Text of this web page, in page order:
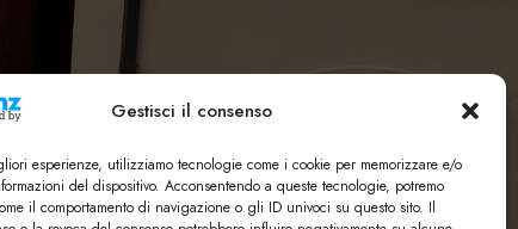
Gestisci il consenso
esperienze, utilizziamo tecnologie come i cookie per memorizzare e/o
del dispositivo. Acconsentendo a queste tecnologie, potremo
il comportamento di navigazione o gli ID univoci su questo sito. Il